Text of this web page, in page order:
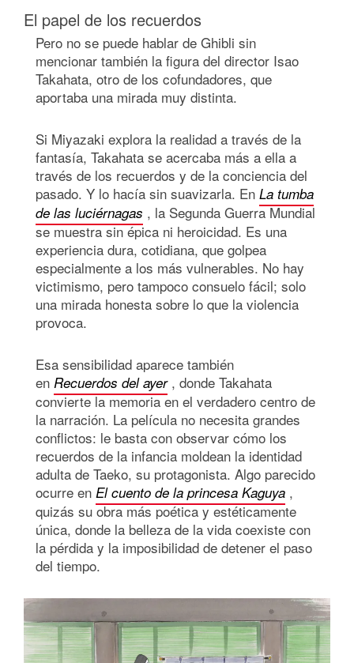
El papel de los recuerdos
Pero no se puede hablar de Ghibli sin
mencionar también la figura del director Isao
Takahata, otro de los cofundadores, que
aportaba una mirada muy distinta.
Si Miyazaki explora la realidad a través de la
fantasía, Takahata se acercaba más a ella a
través de los recuerdos y de la conciencia del
pasado. Y lo hacía sin suavizarla. En La tumba
de las luciérnagas , la Segunda Guerra Mundial
se muestra sin épica ni heroicidad. Es una
experiencia dura, cotidiana, que golpea
especialmente a los más vulnerables. No hay
victimismo, pero tampoco consuelo fácil; solo
una mirada honesta sobre lo que la violencia
provoca.
Esa sensibilidad aparece también
en Recuerdos del ayer, donde Takahata
convierte la memoria en el verdadero centro de
la narración. La película no necesita grandes
conflictos: le basta con observar cómo los
recuerdos de la infancia moldean la identidad
adulta de Taeko, su protagonista. Algo parecido
ocurre en El cuento de la princesa Kaguya ,
quizás su obra más poética y estéticamente
única, donde la belleza de la vida coexiste con
la pérdida y la imposibilidad de detener el paso
del tiempo.